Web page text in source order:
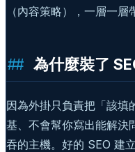
（內容策略），一層一層
為什麼裝了
因為外掛只負責把「該填
基、不會幫你寫出能解決
吞的主機。好的 SEO 建